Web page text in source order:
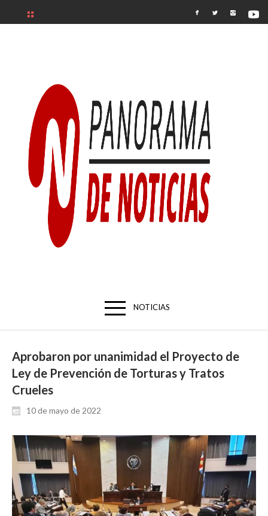
NOTICIAS
Aprobaron por unanimidad el Proyecto de
Ley de Prevención de Torturas y Tratos
Crueles
10 de mayo de 2022